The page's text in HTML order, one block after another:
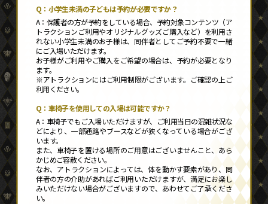
小学生未満の子どもは予約が必要ですか？
保護者の方が予約をしている場合、予約対象コンテンツ（ア
トラクションご利用やオリジナルグッズご購入など）を利用さ
れない小学生未満のお子様は、同伴者としてご予約不要で一緒
にご入場いただけます。
お子様がご利用やご購入をご希望の場合は、予約が必要となり
ます。
※アトラクションにはご利用制限がございます。ご確認の上ご
利用ください。
車椅子を使用しての入場は可能ですか？
車椅子でもご入場いただけますが、ご利用当日の混雑状況な
どにより、一部通路やブースなどが狭くなっている場合がござ
います。
また、車椅子を置ける場所のご用意はございませんこと、あら
かじめご容赦ください。
なお、アトラクションによっては、体を動かす要素があり、同
伴者の方の介助があればご利用いただけますが、満足にお楽し
みいただけない場合がございますので、あわせてご了承くださ
い。